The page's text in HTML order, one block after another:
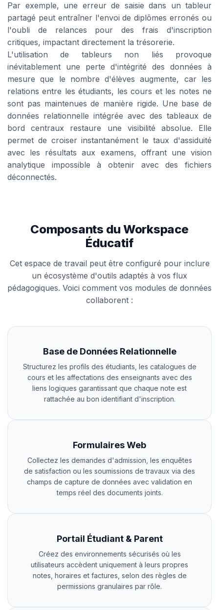
Par exemple, une erreur de saisie dans un tableur
partagé peut entraîner l'envoi de diplômes erronés ou
l'oubli de relances pour des frais d'inscription
critiques, impactant directement la trésorerie.
L'utilisation de tableurs non liés provoque
inévitablement une perte d'intégrité des données à
mesure que le nombre d'élèves augmente, car les
relations entre les étudiants, les cours et les notes ne
sont pas maintenues de manière rigide. Une base de
données relationnelle intégrée avec des tableaux de
bord centraux restaure une visibilité absolue. Elle
permet de croiser instantanément le taux d'assiduité
avec les résultats aux examens, offrant une vision
analytique impossible à obtenir avec des fichiers
déconnectés.
Composants du Workspace
Éducatif
Cet espace de travail peut être configuré pour inclure
un écosystème d'outils adaptés à vos flux
pédagogiques. Voici comment vos modules de données
collaborent :
Base de Données Relationnelle
Structurez les profils des étudiants, les catalogues de
cours et les affectations des enseignants avec des
liens logiques garantissant que chaque note est
rattachée au bon identifiant d'inscription.
Formulaires Web
Collectez les demandes d'admission, les enquêtes
de satisfaction ou les soumissions de travaux via des
champs de capture de données avec validation en
temps réel des documents joints.
Portail Étudiant & Parent
Créez des environnements sécurisés où les
utilisateurs accèdent uniquement à leurs propres
notes, horaires et factures, selon des règles de
permissions granulaires par rôle.